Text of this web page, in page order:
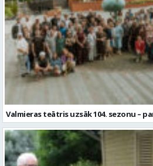
Valmieras teātris uzsāk 104. sezonu –